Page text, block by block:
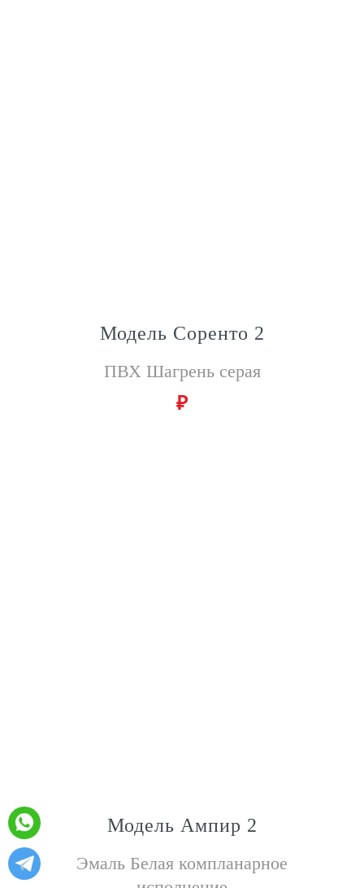
Модель Соренто 2
ПВХ Шагрень серая
₽
Модель Ампир 2
Эмаль Белая компланарное